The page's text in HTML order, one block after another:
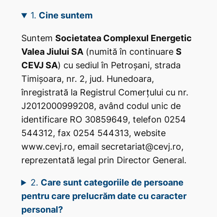
1. Cine suntem
Suntem Societatea Complexul Energetic
Valea Jiului SA(numită în continuare S
CEVJ SA) cu sediul în Petroșani, strada
Timișoara, nr. 2, jud. Hunedoara,
înregistrată la Registrul Comerțului cu nr.
J2012000999208, având codul unic de
identificare RO 30859649, telefon 0254
544312, fax 0254 544313, website
www.cevj.ro, email secretariat@cevj.ro,
reprezentată legal prin Director General.
2. Care sunt categoriile de persoane
pentru care prelucrăm date cu caracter
personal?